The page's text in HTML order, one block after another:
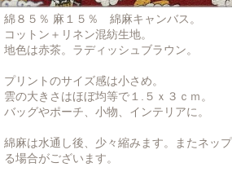
綿８５％ 麻１５％ 綿麻キャンバス。
コットン＋リネン混紡生地。
地色は赤茶。ラディッシュブラウン。
プリントのサイズ感は小さめ。
雲の大きさはほぼ均等で１.５ｘ３ｃｍ。
バッグやポーチ、小物、インテリアに。
綿麻は水通し後、少々縮みます。またネッ
る場合がございます。